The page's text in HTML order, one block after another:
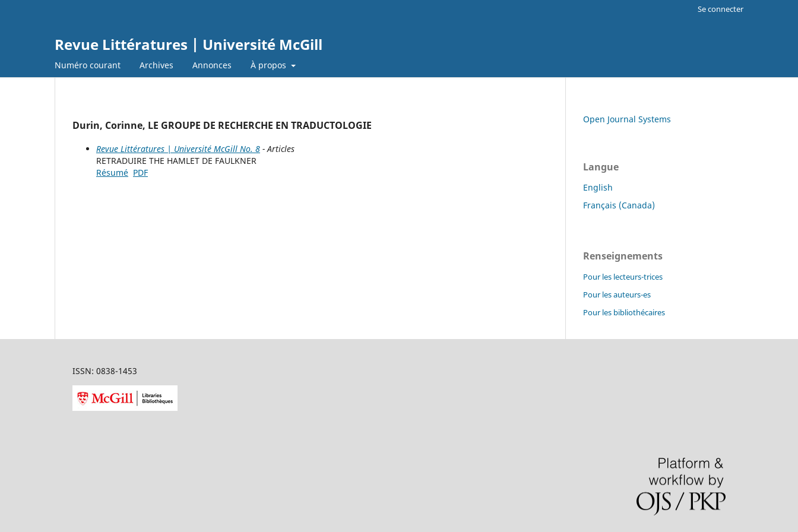
Revue Littératures | Université McGill
Numéro courant Archives Annonces À propos
Se connecter
Durin, Corinne, LE GROUPE DE RECHERCHE EN TRADUCTOLOGIE
Revue Littératures | Université McGill No. 8 - Articles
RETRADUIRE THE HAMLET DE FAULKNER
Résumé PDF
Open Journal Systems
Langue
English
Français (Canada)
Renseignements
Pour les lecteurs-trices
Pour les auteurs-es
Pour les bibliothécaires
ISSN: 0838-1453